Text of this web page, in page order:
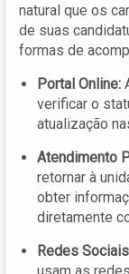
natural que os
de suas
formas de
Portal Online:
verificar o
atualização
Atendimento
retornar à
obter
diretamente
Redes
usam as